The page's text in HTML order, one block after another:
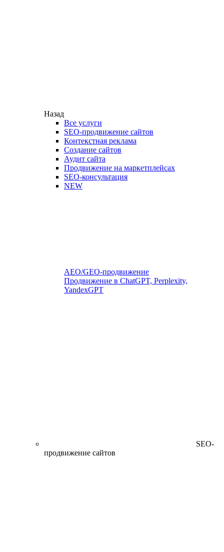
Назад
Все услуги
SEO-продвижение сайтов
Контекстная реклама
Создание сайтов
Аудит сайта
Продвижение на маркетплейсах
SEO-консультация
NEW
AEO/GEO-продвижение
Продвижение в ChatGPT, Perplexity,
YandexGPT
SEO-
продвижение сайтов